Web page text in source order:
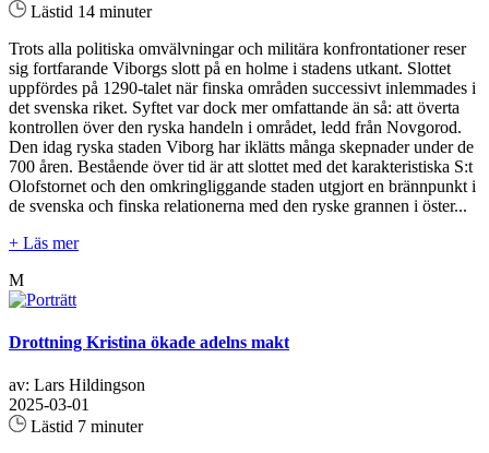
Lästid 14 minuter
Trots alla politiska omvälvningar och militära konfrontationer reser
sig fortfarande Viborgs slott på en holme i stadens utkant. Slottet
uppfördes på 1290-talet när finska områden successivt inlemmades i
det svenska riket. Syftet var dock mer omfattande än så: att överta
kontrollen över den ryska handeln i området, ledd från Novgorod.
Den idag ryska staden Viborg har iklätts många skepnader under de
700 åren. Bestående över tid är att slottet med det karakteristiska S:t
Olofstornet och den omkringliggande staden utgjort en brännpunkt i
de svenska och finska relationerna med den ryske grannen i öster...
+ Läs mer
M
Drottning Kristina ökade adelns makt
av: Lars Hildingson
2025-03-01
Lästid 7 minuter